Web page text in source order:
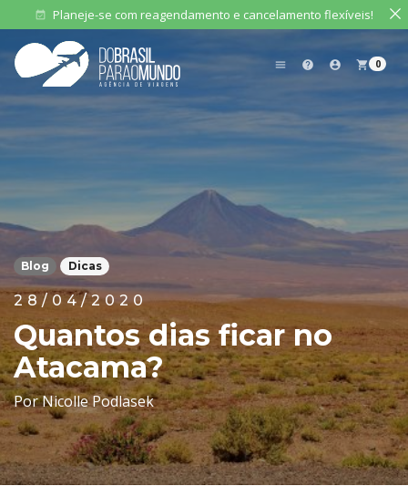
event_available Planeje-se com reagendamento e cancelamento flexíveis!
menu help account_circle shopping_cart 0
Blog Dicas
28/04/2020
Quantos dias ficar no
Atacama?
Por Nicolle Podlasek